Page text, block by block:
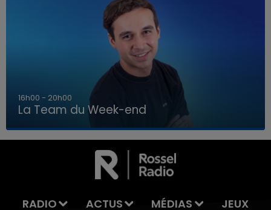
LA TEAM DU WEEK-END
7h00 - 12h00
La Team du Week-end
RADIO ACTUS MÉDIAS JEUX